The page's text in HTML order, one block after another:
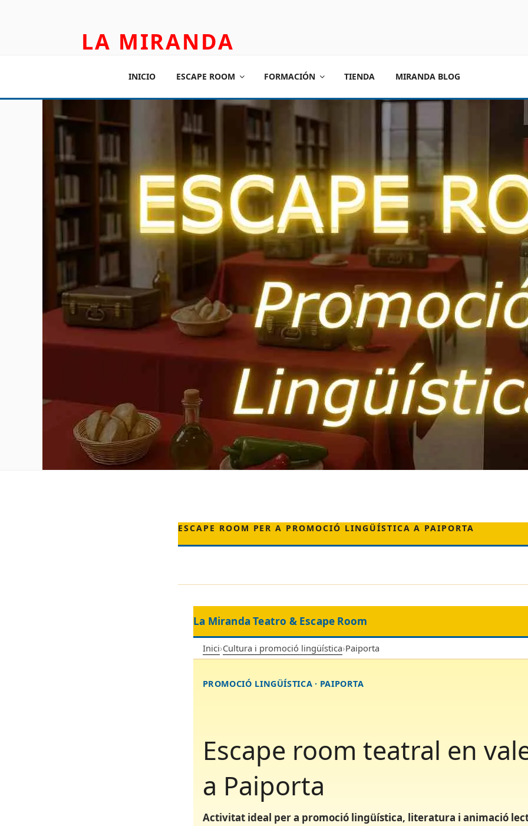
LA MIRANDA
INICIO ESCAPE ROOM FORMACIÓN TIENDA MIRANDA BLOG
ESCAPE ROOM PER A PROMOCIÓ LINGÜÍSTICA A PAIPORTA
La Miranda Teatro & Escape Room
Inici›Cultura i promoció lingüística›Paiporta
PROMOCIÓ LINGÜÍSTICA · PAIPORTA
Escape room teatral en
a Paiporta
Activitat ideal per a promoció lingüística, literatura i animació